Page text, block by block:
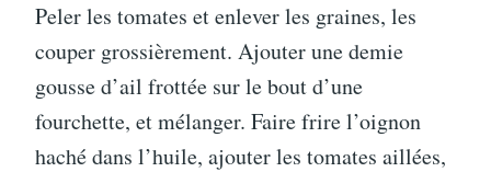
Peler les tomates et enlever les graines, les
couper grossièrement. Ajouter une demie
gousse d’ail frottée sur le bout d’une
fourchette, et mélanger. Faire frire l’oignon
haché dans l’huile, ajouter les tomates aillées,